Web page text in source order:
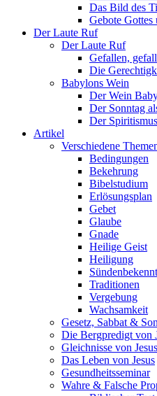
Das Bild des
Gebote Gottes
Der Laute Ruf
Der Laute Ruf
Gefallen,
Die
Babylons Wein
Der Wein
Der Sonntag
Der Spiritismus
Artikel
Verschiedene
Bedingungen
Bekehrung
Bibelstudium
Erlösungsplan
Gebet
Glaube
Gnade
Heilige Geist
Heiligung
Traditionen
Vergebung
Wachsamkeit
Gesetz, Sabbat &
Die Bergpredigt von
Gleichnisse von Jesus
Das Leben von Jesus
Gesundheitsseminar
Wahre & Falsche